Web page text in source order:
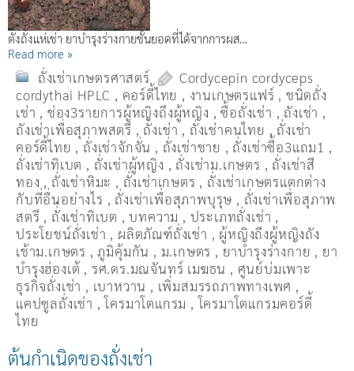
ตังถั่งแห่เช่า ยาบำรุงร่างกายชั้นยอดที่ได้จากการผส…
Read more »
ถั่งเช่าเกษตรศาสตร์
Cordycepin cordyceps
cordythai HPLC , คอร์ดี้ไทย , งานเกษตรแฟร์ , ชนิดถั่ง
เช่า , ช่อง3รายการผู้หญิงถึงผู้หญิง ,ซื้อถั่งเช่า , ถังเช่า ,
ถังเช่าเพื่อสุภาพสตรี , ถั่งเช่า , ถั่งเช่าคนไทย , ถั่งเช่า
คอร์ดี้ไทย , ถั่งเช่าจักจั่น , ถั่งเช่าชาย , ถั่งเช่าซื้อ3แถม1 ,
ถั่งเช่าทิเบต , ถั่งเช่าผู้หญิง , ถั่งเช่าม.เกษตร , ถั่งเช่าสี
ทอง , ถั่งเช่าหิมะ , ถั่งเช่าเกษตร , ถั่งเช่าเกษตรแตกต่าง
กับที่อื่นอย่างไร , ถั่งเช่าเพื่อสุภาพบุรุษ , ถั่งเช่าเพื่อสุภาพ
สตรี , ถั่่งเช่าทิเบต ,บทความ , ประเภทถั่งเช่า ,
ประโยชน์ถั่งเช่า , ผลิตภัณฑ์ถั่งเช่า , ผู้หญิงถึงผู้หญิงถัง
เช้าม.เกษตร ,ภูมิคุ้มกัน , ม.เกษตร , ยาบำรุงร่างกาย , ยา
บำรุงฮ่องเต้ , รศ.ดร.มณจันทร์ เมฆธน , ศูนย์บ่มเพาะ
ธุรกิจถั่งเช่า , เบาหวาน , เพิ่มสมรรถภาพทางเพศ ,
แคปซูลถั่งเช่า ,โครมาโตแกรม ,โครมาโตแกรมคอร์ดี้
ไทย
ต้นกำเนิดของถั่งเช่า